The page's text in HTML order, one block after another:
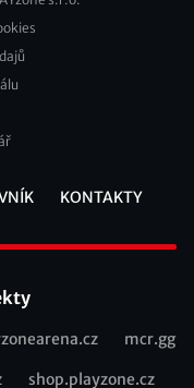
KONTAKTY
mcr.gg
shop.playzone.cz